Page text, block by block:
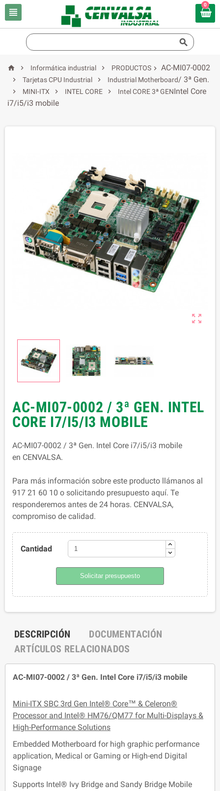

0

  Informática industrial 
PRODUCTOS

Tarjetas CPU Industrial 
Industrial Motherboard

MINI-ITX  INTEL CORE  Intel CORE 3ª GEN
 AC-MI07-0002
/ 3ª Gen.
Intel Core
i7/i5/i3 mobile

AC-MI07-0002 / 3ª GEN. INTEL
CORE I7/I5/I3 MOBILE
AC-MI07-0002 / 3ª Gen. Intel Core i7/i5/i3 mobile
en CENVALSA.
Para más información sobre este producto llámanos al
917 21 60 10 o solicitando presupuesto aquí. Te
responderemos antes de 24 horas. CENVALSA,
compromiso de calidad.
Cantidad
Solicitar presupuesto
DESCRIPCIÓN
DOCUMENTACIÓN
ARTÍCULOS RELACIONADOS
AC-MI07-0002 / 3ª Gen. Intel Core i7/i5/i3 mobile
Mini-ITX SBC 3rd Gen Intel® Core™ & Celeron®
Processor and Intel® HM76/QM77 for Multi-Displays &
High-Performance Solutions
Embedded Motherboard for high graphic performance
application, Medical or Gaming or High-end Digital
Signage
Supports Intel® Ivy Bridge and Sandy Bridge Mobile